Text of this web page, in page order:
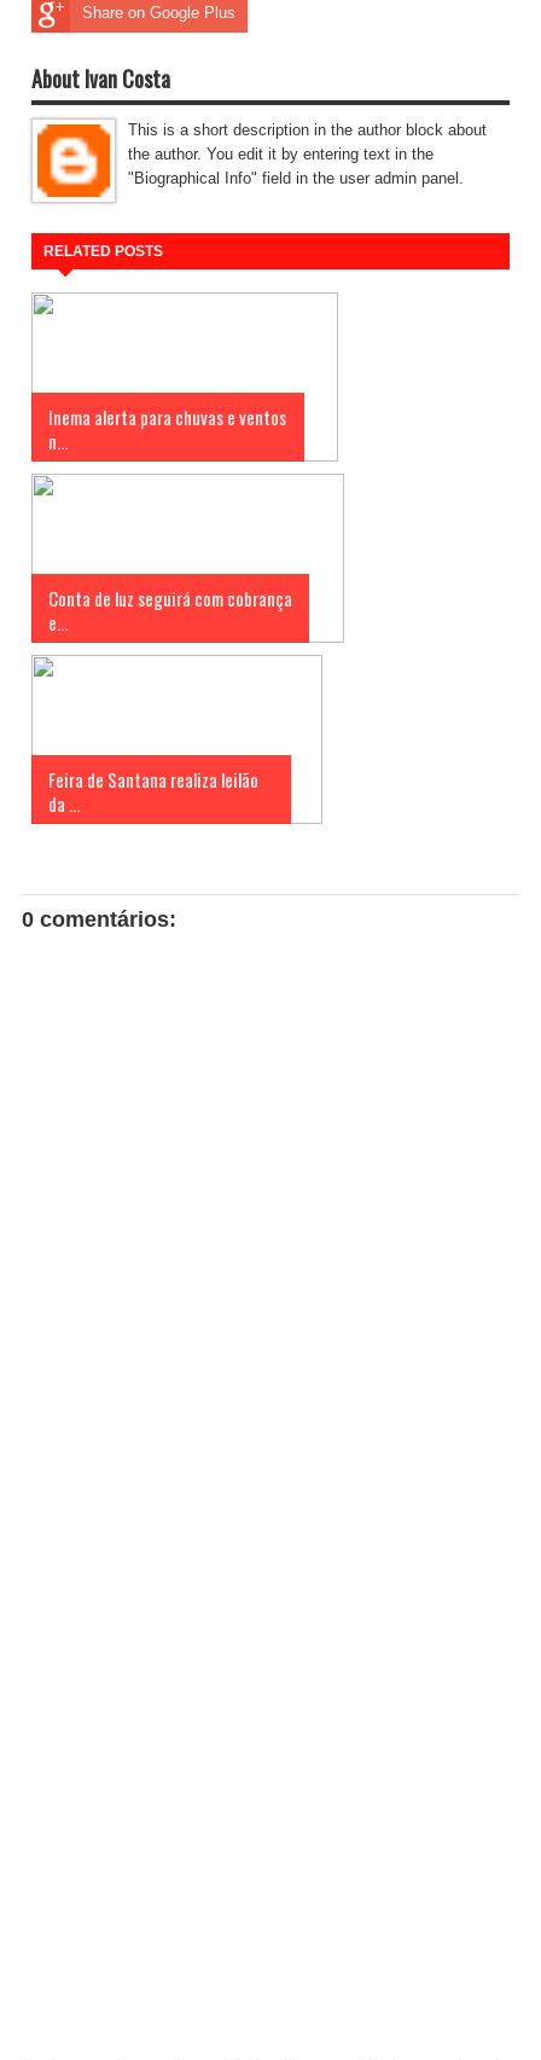
Share on Google Plus
About Ivan Costa
This is a short description in the author block about
the author. You edit it by entering text in the
"Biographical Info" field in the user admin panel.
RELATED POSTS
Inema alerta para chuvas e ventos
n...
Conta de luz seguirá com cobrança
e...
Feira de Santana realiza leilão
da ...
0 comentários: